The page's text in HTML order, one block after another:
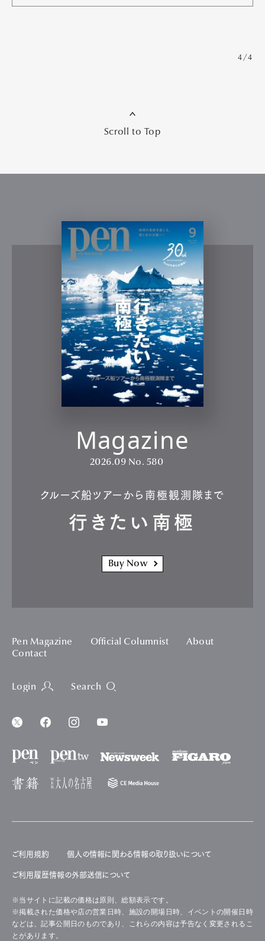
4/4
Scroll to Top
Magazine
2026.09 No. 580
クルーズ船ツアーから南極観測隊まで
行きたい南極
Buy Now
Pen Magazine Official Columnist
About
Contact
Login Search
ご利用規約 個人の情報に関わる情報の取り扱いについて
ご利用履歴情報の外部送信について
※当サイトに記載の価格は原則、総額表示です。
※掲載された価格や店の営業日時、施設の開場日時、イベントの開催日時
などは、記事公開日のものであり、これらの内容は予告なく変更されるこ
とがあります。